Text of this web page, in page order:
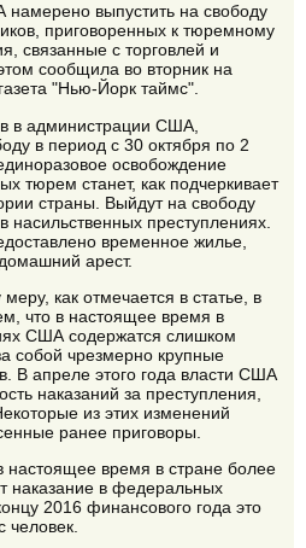
выпустить на свободу
приговоренных к тюремному
связанные с торговлей и
сообщила во вторник на
"Нью-Йорк таймс".
в администрации США,
в период с 30 октября по 2
освобождение
тюрем станет, как подчеркивает
страны. Выйдут на свободу
насильственных преступлениях.
временное жилье,
арест.
как отмечается в статье, в
что в настоящее время в
США содержатся слишком
собой чрезмерно крупные
В апреле этого года власти США
наказаний за преступления,
из этих изменений
ранее приговоры.
время в стране более
наказание в федеральных
2016 финансового года это
человек.